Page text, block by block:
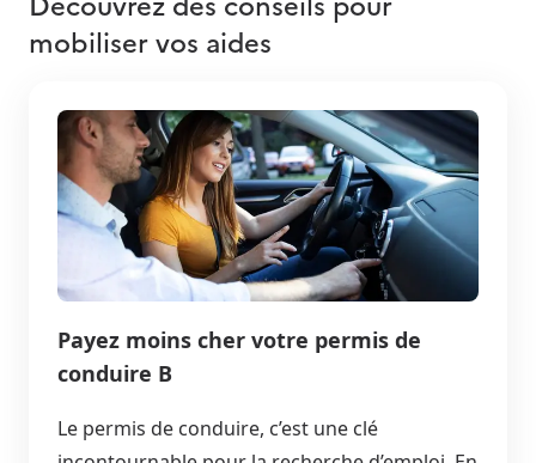
mobiliser vos aides
Payez moins cher votre permis de
conduire B
Le permis de conduire, c’est une clé